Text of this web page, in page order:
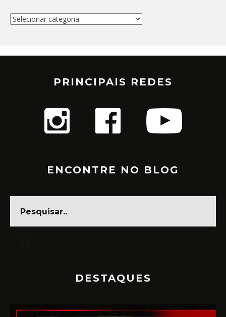
Categorias
PRINCIPAIS REDES
ENCONTRE NO BLOG
DESTAQUES